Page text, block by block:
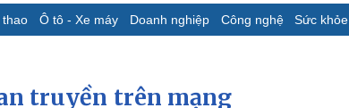
Ô tô - Xe máy Doanh nghiệp Công nghệ Sức khỏe
Ảnh
Khởi nghiệp
truyền trên mạng